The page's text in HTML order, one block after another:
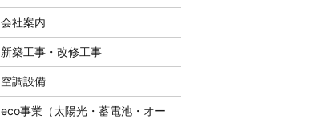
会社案内
新築工事・改修工事
空調設備
eco事業（太陽光・蓄電池・オー